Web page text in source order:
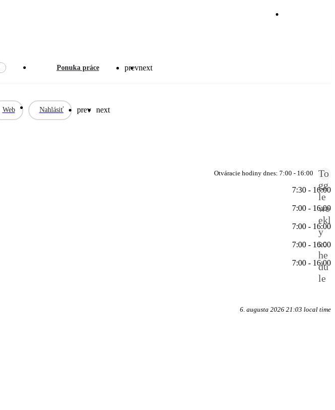
Ponuka práce prevnext
Web Nahlásiť prev next
Otváracie hodiny dnes: 7:00 - 16:00
To
gg
le
we
ekl
y
sc
he
du
le
7:30 - 16:00
7:00 - 16:00
7:00 - 16:00
7:00 - 16:00
7:00 - 16:00
6. augusta 2026 21:03 local time